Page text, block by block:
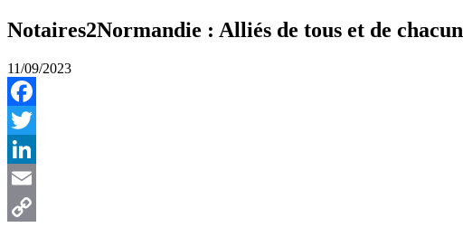
Notaires2Normandie : Alliés de tous et de chacun
11/09/2023
Facebook
Twitter
LinkedIn
Email